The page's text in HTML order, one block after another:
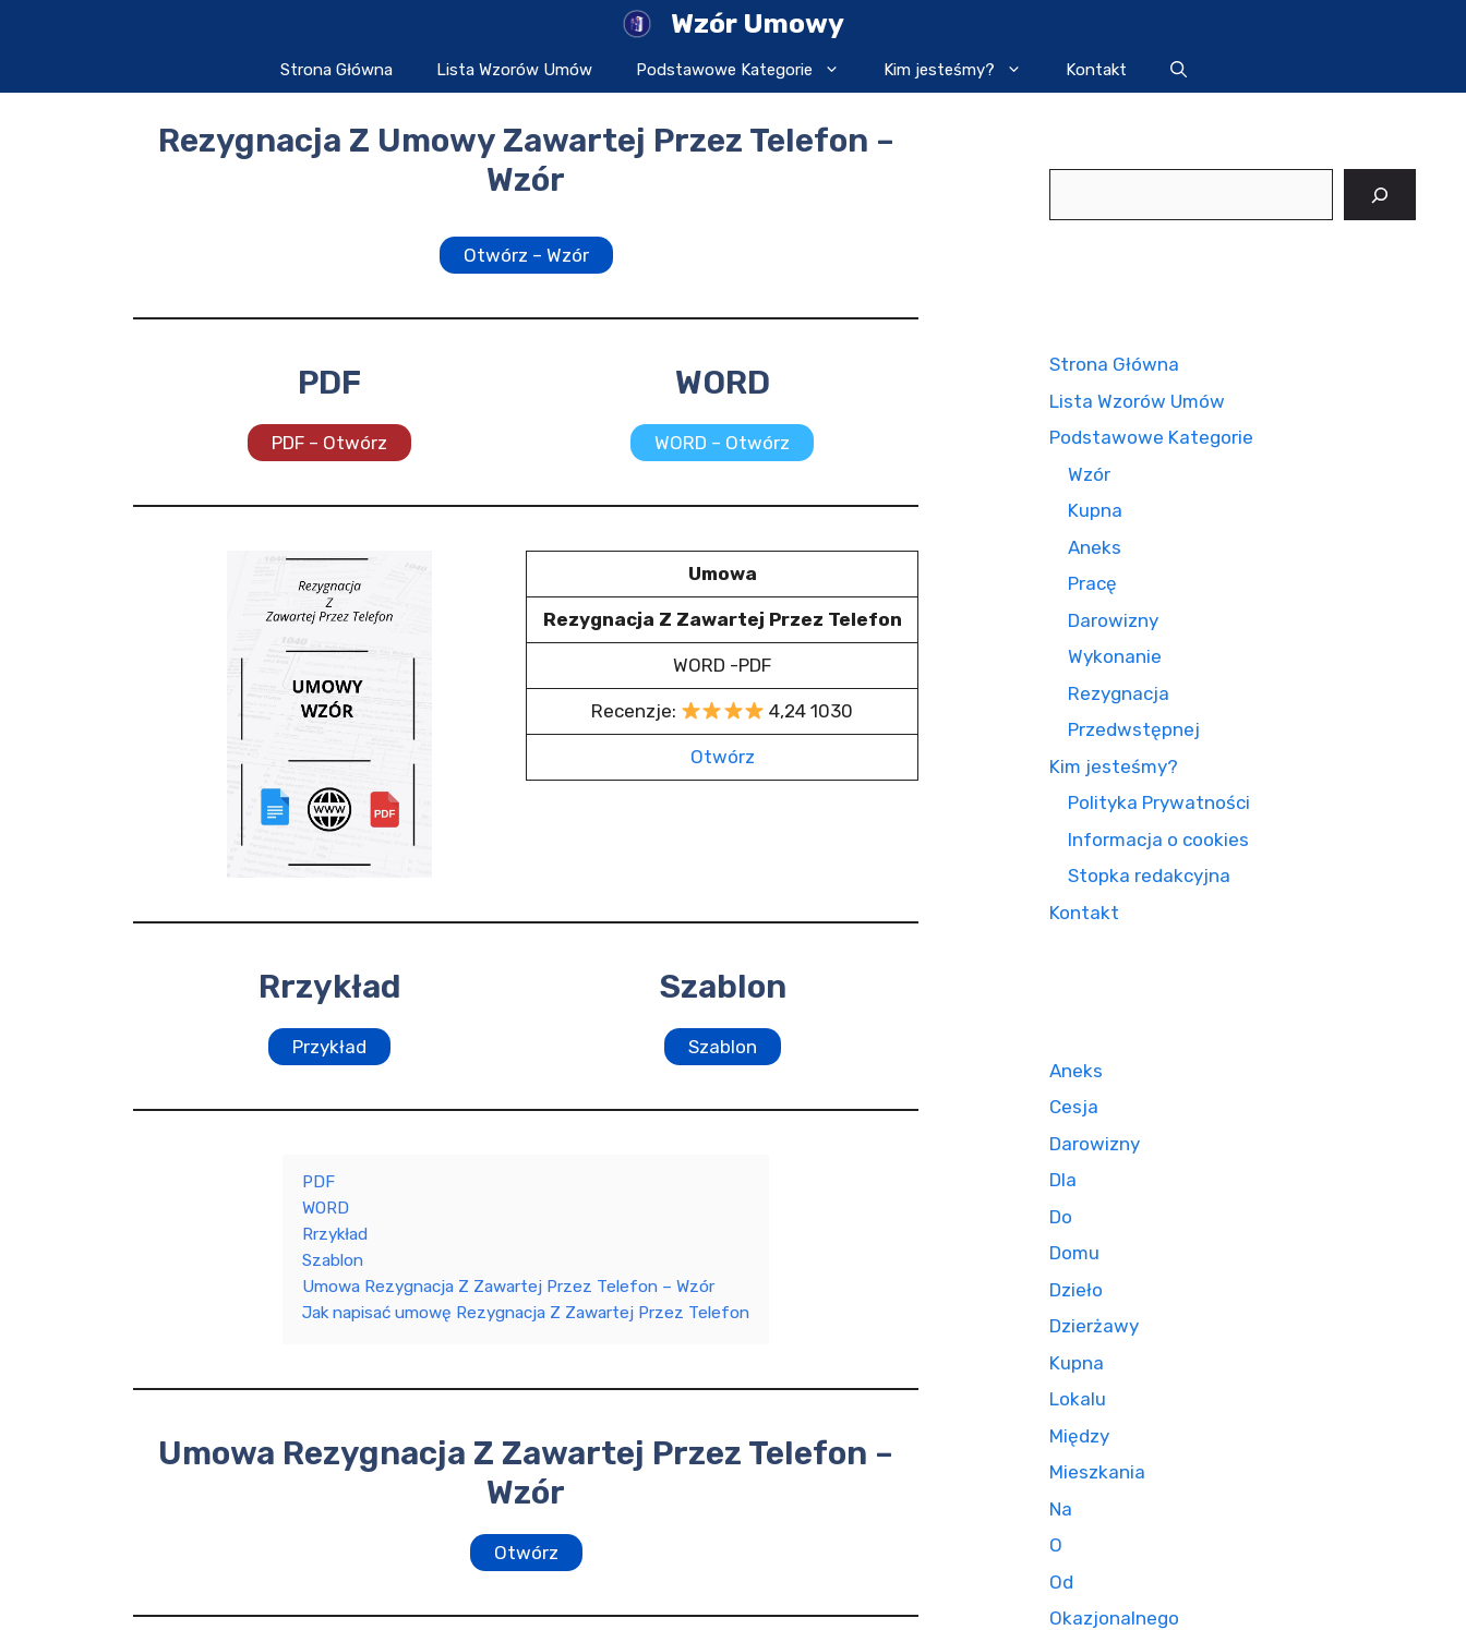
Wzór Umowy
Strona Główna Lista Wzorów Umów Podstawowe Kategorie Kim jesteśmy? Kontakt
Rezygnacja Z Umowy Zawartej Przez Telefon –
Wzór
Otwórz – Wzór
PDF
PDF – Otwórz
WORD
WORD – Otwórz
Umowa
Rezygnacja Z Zawartej Przez Telefon
WORD -PDF
Recenzje: 4,24 1030
Otwórz
Rrzykład
Przykład
Szablon
Szablon
PDF
WORD
Rrzykład
Szablon
Umowa Rezygnacja Z Zawartej Przez Telefon – Wzór
Jak napisać umowę Rezygnacja Z Zawartej Przez Telefon
Umowa Rezygnacja Z Zawartej Przez Telefon –
Wzór
Otwórz
Strona Główna
Lista Wzorów Umów
Podstawowe Kategorie
Wzór
Kupna
Aneks
Pracę
Darowizny
Wykonanie
Rezygnacja
Przedwstępnej
Kim jesteśmy?
Polityka Prywatności
Informacja o cookies
Stopka redakcyjna
Kontakt
Aneks
Cesja
Darowizny
Dla
Do
Domu
Dzieło
Dzierżawy
Kupna
Lokalu
Między
Mieszkania
Na
O
Od
Okazjonalnego